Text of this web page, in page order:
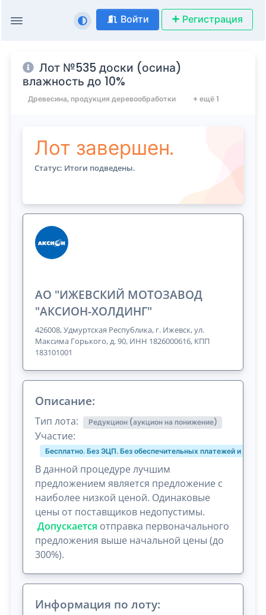
Войти Регистрация
Лот №535 доски (осина)
влажность до 10%
Древесина, продукция деревообработки + ещё 1
Лот завершен.
Статус: Итоги подведены.
АО "ИЖЕВСКИЙ МОТОЗАВОД
"АКСИОН-ХОЛДИНГ"
426008, Удмуртская Республика, г. Ижевск, ул.
Максима Горького, д. 90, ИНН 1826000616, КПП
183101001
Описание:
Тип лота: Редукцион (аукцион на понижение)
Участие:
Бесплатно. Без ЭЦП. Без обеспечительных платежей и
В данной процедуре лучшим
предложением является предложение с
наиболее низкой ценой. Одинаковые
цены от поставщиков недопустимы.
Допускается отправка первоначального
предложения выше начальной цены (до
300%).
Информация по лоту: